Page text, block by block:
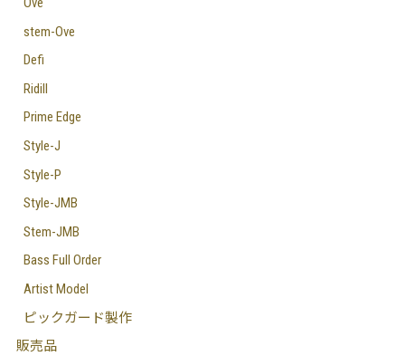
stem-Ove
Defi
Ridill
Prime Edge
Style-J
Style-P
Style-JMB
Stem-JMB
Bass Full Order
Artist Model
ピックガード製作
販売品